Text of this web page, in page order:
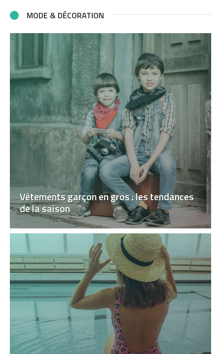
MODE & DÉCORATION
Vêtements garçon en gros : les tendances
de la saison